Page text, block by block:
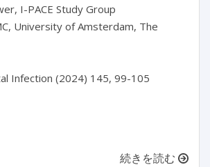
I-PACE Study Group
University of Amsterdam, The
Infection (2024) 145, 99-105
続きを読む